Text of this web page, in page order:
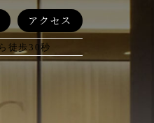
アクセス
徒歩30秒